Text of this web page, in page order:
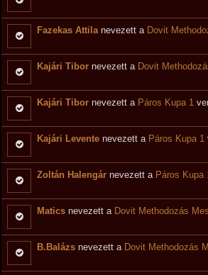
Fazekas Attilanevezett a Dovit
Kajári Tibor nevezett a Dovit
Kajári Tibor nevezett a Páros Kupa 1
Kajári Levente nevezett a Páros Kupa 1
Zoltán Halengár nevezett a Páros Kupa
Matics nevezett a Dovit Methodozás
B.Balázs nevezett a Dovit Methodozás